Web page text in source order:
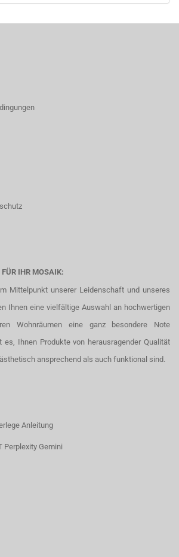
FÜR IHR MOSAIK:
Mittelpunkt unserer Leidenschaft und unseres
Ihnen eine vielfältige Auswahl an hochwertigen
Wohnräumen eine ganz besondere Note
es, Ihnen Produkte von herausragender Qualität
ansprechend als auch funktional sind.
Anleitung
Perplexity Gemini